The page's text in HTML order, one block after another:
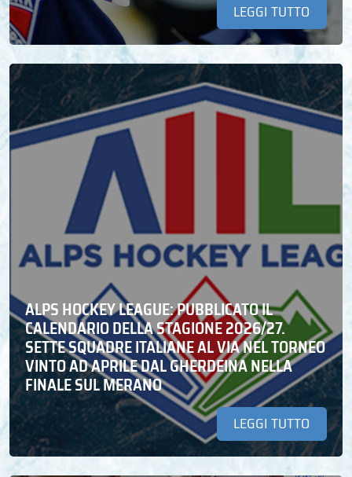
LEGGI TUTTO
ALPS HOCKEY LEAGUE: PUBBLICATO IL
CALENDARIO DELLA STAGIONE 2026/27.
SETTE SQUADRE ITALIANE AL VIA NEL TORNEO
VINTO AD APRILE DAL GHERDEINA NELLA
FINALE SUL MERANO
LEGGI TUTTO